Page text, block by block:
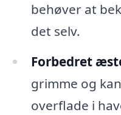
behøver at
det selv.
Forbedret
grimme og
overflade i